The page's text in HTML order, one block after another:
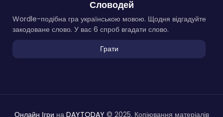
Словодей
Wordle-подібна гра українською мовою. Щодня відгадуйте
закодоване слово. У вас 6 спроб вгадати слово.
Грати
Онлайн Ігри на DAYTODAY © 2025. Копіювання матеріалів